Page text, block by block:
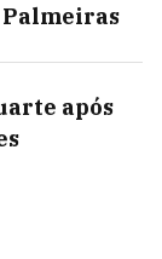
após